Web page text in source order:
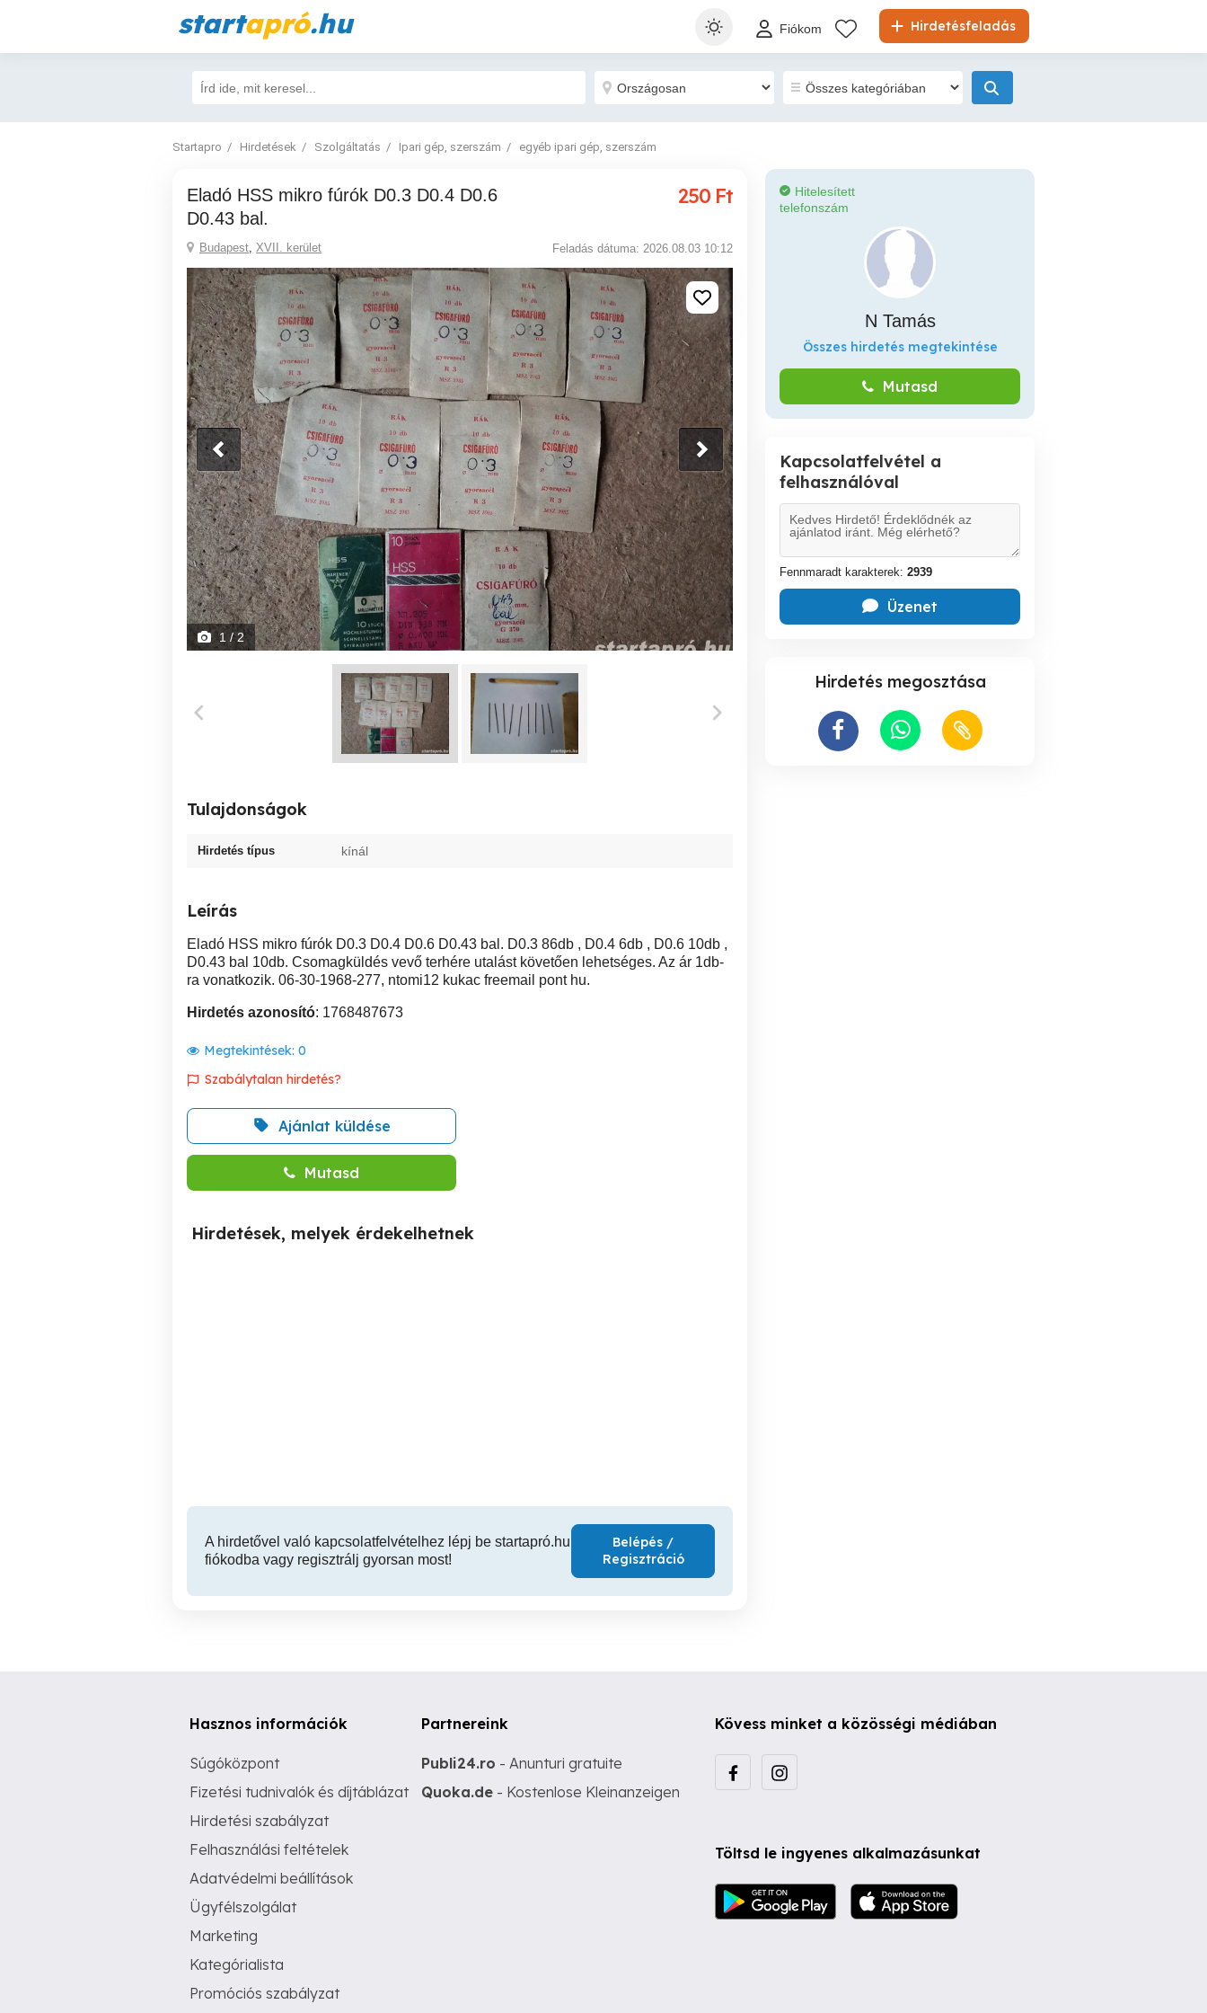
startapró.hu Hirdetésfeladás
Fiókom
Startapro Hirdetések Szolgáltatás Ipari gép, szerszám egyéb ipari gép, szerszám
Eladó HSS mikro fúrók D0.3 D0.4 D0.6
D0.43 bal.
250 Ft
Budapest, XVII. kerület Feladás dátuma: 2026.08.03 10:12
1 / 2
Tulajdonságok
Hirdetés típus kínál
Leírás
Eladó HSS mikro fúrók D0.3 D0.4 D0.6 D0.43 bal. D0.3 86db , D0.4 6db , D0.6 10db ,
D0.43 bal 10db. Csomagküldés vevő terhére utalást követően lehetséges. Az ár 1db-
ra vonatkozik. 06-30-1968-277, ntomi12 kukac freemail pont hu.
Hirdetés azonosító: 1768487673
Megtekintések: 0
Szabálytalan hirdetés?
Ajánlat küldése
Mutasd
Hirdetések, melyek érdekelhetnek
A hirdetővel való kapcsolatfelvételhez lépj be startapró.hu
fiókodba vagy regisztrálj gyorsan most!
Belépés /
Regisztráció
Hitelesített
telefonszám
N Tamás
Összes hirdetés megtekintése
Mutasd
Kapcsolatfelvétel a
felhasználóval
Fennmaradt karakterek: 2939
Üzenet
Hirdetés megosztása
Hasznos információk
Súgóközpont
Fizetési tudnivalók és díjtáblázat
Hirdetési szabályzat
Felhasználási feltételek
Adatvédelmi beállítások
Ügyfélszolgálat
Marketing
Kategórialista
Promóciós szabályzat
Partnereink
Publi24.ro - Anunturi gratuite
Quoka.de - Kostenlose Kleinanzeigen
Kövess minket a közösségi médiában
Töltsd le ingyenes alkalmazásunkat